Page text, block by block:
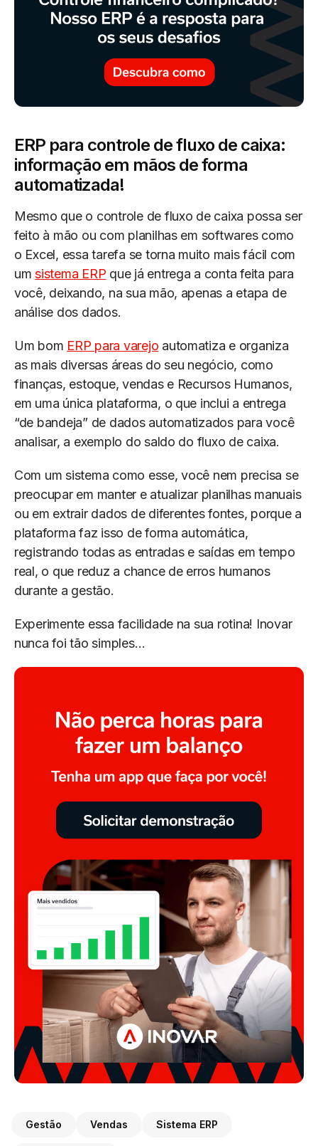
ERP para controle de fluxo de caixa:
informação em mãos de forma
automatizada!
Mesmo que o controle de fluxo de caixa possa ser
feito à mão ou com planilhas em softwares como
o Excel, essa tarefa se torna muito mais fácil com
umsistema ERP que já entrega a conta feita para
você, deixando, na sua mão, apenas a etapa de
análise dos dados.
Um bom ERP para varejo automatiza e organiza
as mais diversas áreas do seu negócio, como
finanças, estoque, vendas e Recursos Humanos,
em uma única plataforma, o que inclui a entrega
“de bandeja” de dados automatizados para você
analisar, a exemplo do saldo do fluxo de caixa.
Com um sistema como esse, você nem precisa se
preocupar em manter e atualizar planilhas manuais
ou em extrair dados de diferentes fontes, porque a
plataforma faz isso de forma automática,
registrando todas as entradas e saídas em tempo
real, o que reduz a chance de erros humanos
durante a gestão.
Experimente essa facilidade na sua rotina! Inovar
nunca foi tão simples…
Gestão Vendas Sistema ERP